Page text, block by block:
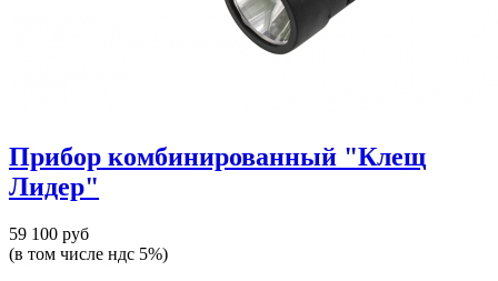
Прибор комбинированный "Клещ
Лидер"
59 100 руб
(в том числе ндс 5%)